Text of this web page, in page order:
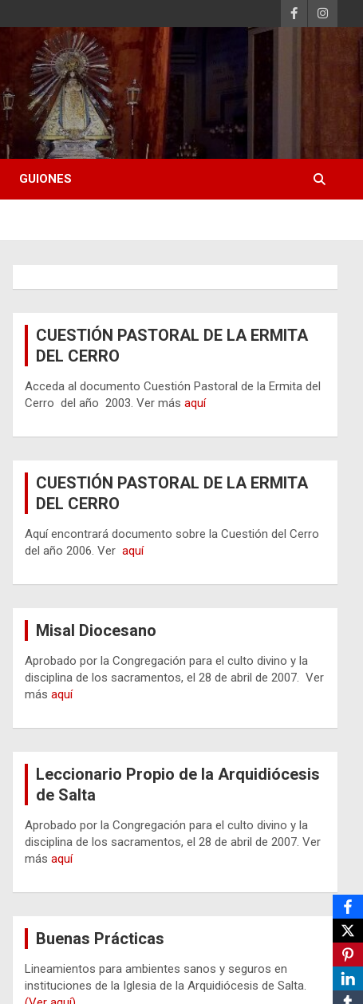
GUIONES
CUESTIÓN PASTORAL DE LA ERMITA
DEL CERRO
Acceda al documento Cuestión Pastoral de la Ermita del
Cerro del año 2003. Ver másaquí
CUESTIÓN PASTORAL DE LA ERMITA
DEL CERRO
Aquí encontrará documento sobre la Cuestión del Cerro
del año 2006. Veraquí
Misal Diocesano
Aprobado por la Congregación para el culto divino y la
disciplina de los sacramentos, el 28 de abril de 2007. Ver
másaquí
Leccionario Propio de la Arquidiócesis
de Salta
Aprobado por la Congregación para el culto divino y la
disciplina de los sacramentos, el 28 de abril de 2007. Ver
másaquí
Buenas Prácticas
Lineamientos para ambientes sanos y seguros en
instituciones de la Iglesia de la Arquidiócesis de Salta.